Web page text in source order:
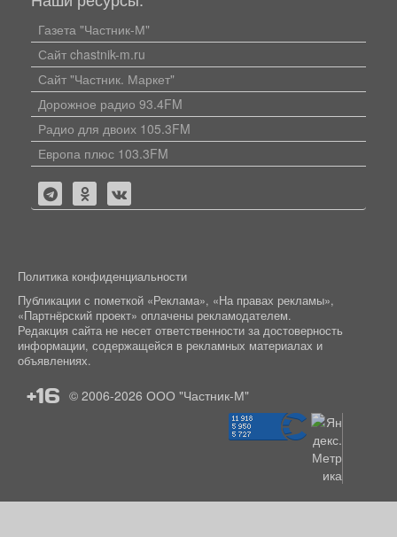
Газета "Частник-М"
Сайт chastnik-m.ru
Сайт "Частник. Маркет"
Дорожное радио 93.4FM
Радио для двоих 105.3FM
Европа плюс 103.3FM
Политика конфиденциальности
Публикации с пометкой «Реклама», «На правах рекламы»,
«Партнёрский проект» оплачены рекламодателем.
Редакция сайта не несет ответственности за достоверность
информации, содержащейся в рекламных материалах и
объявлениях.
+16 © 2006-2026 ООО "Частник-М"